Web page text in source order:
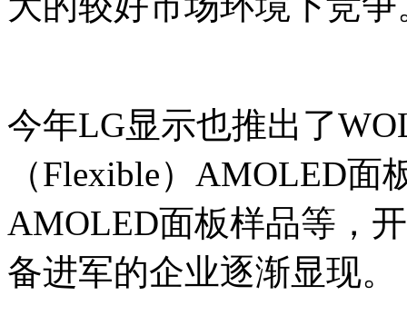
今年LG显示也推出了
（Flexible）AMOLED
AMOLED面板样品等，
备进军的企业逐渐显现。